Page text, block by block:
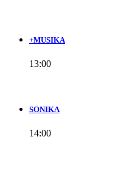
+MUSIKA
13:00
SONIKA
14:00